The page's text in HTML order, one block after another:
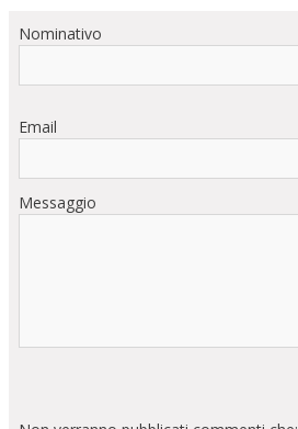
Nominativo
Email
Messaggio